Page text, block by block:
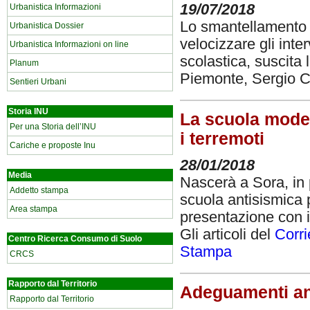
Urbanistica Informazioni
Urbanistica Dossier
Urbanistica Informazioni on line
Planum
Sentieri Urbani
Storia INU
Per una Storia dell’INU
Cariche e proposte Inu
Media
Addetto stampa
Area stampa
Centro Ricerca Consumo di Suolo
CRCS
Rapporto dal Territorio
Rapporto dal Territorio
19/07/2018
Lo
velocizzare gli
scolastica, suscita
Piemonte, Sergio
La scuola
i terremoti
28/01/2018
Nascerà a Sora,
scuola antisismica
presentazione con
Gli articoli del
Stampa
Adeguamenti